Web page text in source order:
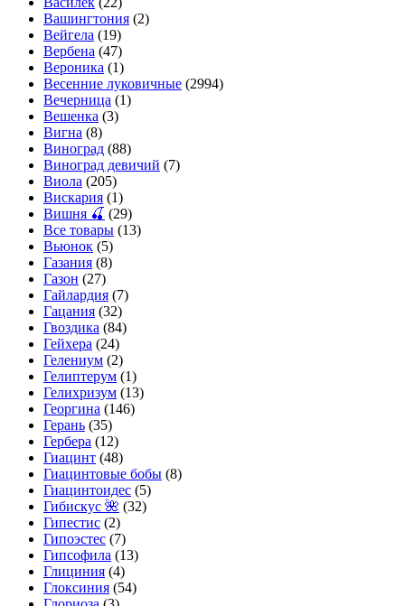
Вашингтония (2)
Вейгела (19)
Вербена (47)
Вероника (1)
Весенние луковичные (2994)
Вечерница (1)
Вешенка (3)
Вигна (8)
Виноград (88)
Виноград девичий (7)
Виола (205)
Вискария (1)
Вишня 🍒 (29)
Все товары (13)
Вьюнок (5)
Газания (8)
Газон (27)
Гайлардия (7)
Гацания (32)
Гвоздика (84)
Гейхера (24)
Гелениум (2)
Гелиптерум (1)
Гелихризум (13)
Георгина (146)
Герань (35)
Гербера (12)
Гиацинт (48)
Гиацинтовые бобы (8)
Гиацинтоидес (5)
Гибискус 🌺 (32)
Гипестис (2)
Гипоэстес (7)
Гипсофила (13)
Глициния (4)
Глоксиния (54)